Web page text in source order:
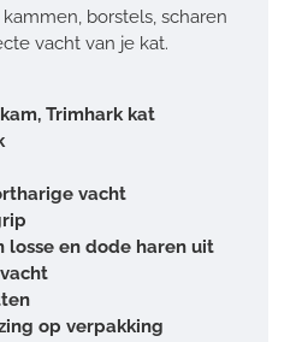
borstels, scharen
vacht van je kat.
Trimhark kat
vacht
losse en dode haren uit
op verpakking